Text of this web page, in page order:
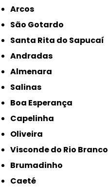
Arcos
São Gotardo
Santa Rita do Sapucaí
Andradas
Almenara
Salinas
Boa Esperança
Capelinha
Oliveira
Visconde do Rio Branco
Brumadinho
Caeté